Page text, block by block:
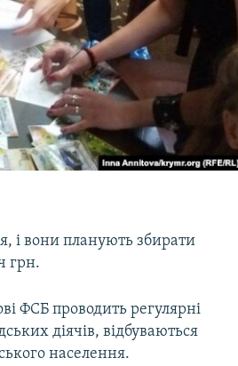
і вони планують збирати
грн.
ФСБ проводить регулярні
діячів, відбуваються
населення.